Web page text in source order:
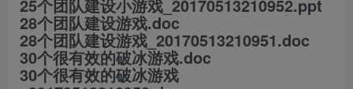
25个团队建设小游戏_20170513210952.ppt
28个团队建设游戏.doc
28个团队建设游戏_20170513210951.doc
30个很有效的破冰游戏.doc
30个很有效的破冰游戏